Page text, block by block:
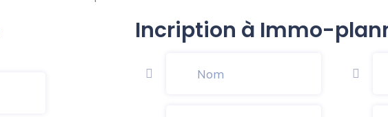
Incription à Immo-